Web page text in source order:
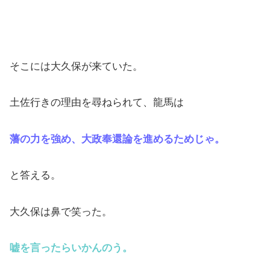
そこには大久保が来ていた。
土佐行きの理由を尋ねられて、龍馬は
藩の力を強め、大政奉還論を進めるためじゃ。
と答える。
大久保は鼻で笑った。
嘘を言ったらいかんのう。